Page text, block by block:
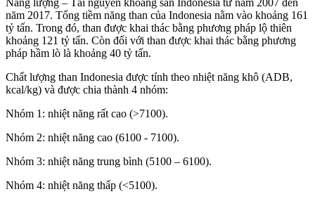
năm 2017. Tổng tiềm năng than của Indonesia nằm vào khoảng 161
tỷ tấn. Trong đó, than được khai thác bằng phương pháp lộ thiên
khoảng 121 tỷ tấn. Còn đối với than được khai thác bằng phương
pháp hầm lò là khoảng 40 tỷ tấn.
Chất lượng than Indonesia được tính theo nhiệt năng khô (ADB,
kcal/kg) và được chia thành 4 nhóm:
Nhóm 1: nhiệt năng rất cao (>7100).
Nhóm 2: nhiệt năng cao (6100 - 7100).
Nhóm 3: nhiệt năng trung bình (5100 – 6100).
Nhóm 4: nhiệt năng thấp (<5100).